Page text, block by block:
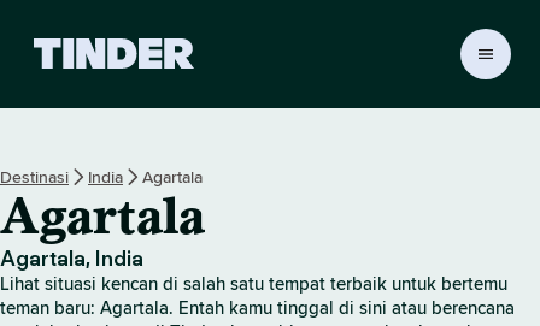
d
T
n
d
Destinasi India Agartala
Agartala
Agartala, India
Lihat situasi kencan di salah satu tempat terbaik untuk bertemu
teman baru: Agartala. Entah kamu tinggal di sini atau berencana